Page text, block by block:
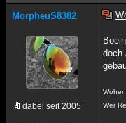
MorpheuS8382
dabei seit 2005
doch
Woher
Wer